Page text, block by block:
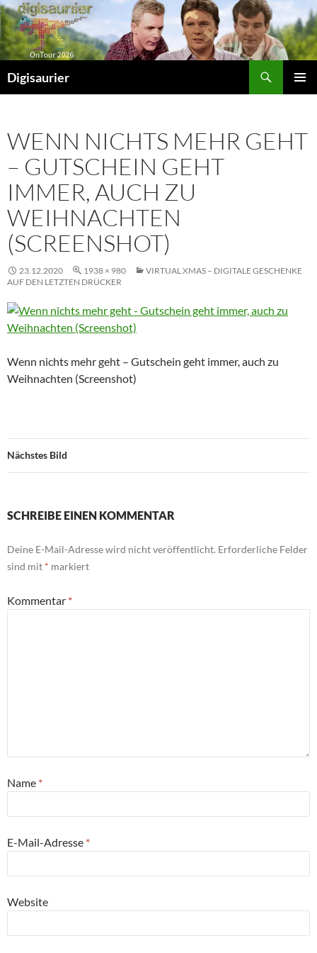
Zum
Inhalt
springen
Digisaurier
WENN NICHTS MEHR GEHT
– GUTSCHEIN GEHT
IMMER, AUCH ZU
WEIHNACHTEN
(SCREENSHOT)
23.12.2020 1938 × 980
VIRTUAL XMAS – DIGITALE GESCHENKE
AUF DEN LETZTEN DRÜCKER
Wenn nichts mehr geht – Gutschein geht immer, auch zu
Weihnachten (Screenshot)
Nächstes Bild
SCHREIBE EINEN KOMMENTAR
Deine E-Mail-Adresse wird nicht veröffentlicht. Erforderliche Felder
sind mit * markiert
Kommentar *
Name *
E-Mail-Adresse *
Website